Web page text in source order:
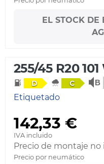
EL STOCK DE
255/45 R20 101
D C
Etiquetado
142,33 €
IVA incluido
Precio de montaje no
Precio por neumático